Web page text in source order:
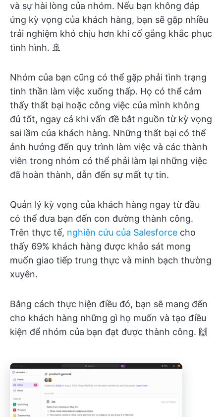
và sự hài lòng của nhóm. Nếu bạn không đáp
ứng kỳ vọng của khách hàng, bạn sẽ gặp nhiều
trải nghiệm khó chịu hơn khi cố gắng khắc phục
tình hình. 🚢
Nhóm của bạn cũng có thể gặp phải tình trạng
tinh thần làm việc xuống thấp. Họ có thể cảm
thấy thất bại hoặc công việc của mình không
đủ tốt, ngay cả khi vấn đề bắt nguồn từ kỳ vọng
sai lầm của khách hàng. Những thất bại có thể
ảnh hưởng đến quy trình làm việc và các thành
viên trong nhóm có thể phải làm lại những việc
đã hoàn thành, dẫn đến sự mất tự tin.
Quản lý kỳ vọng của khách hàng ngay từ đầu
có thể đưa bạn đến con đường thành công.
Trên thực tế, nghiên cứu của Salesforce cho
thấy 69% khách hàng được khảo sát mong
muốn giao tiếp trung thực và minh bạch thường
xuyên.
Bằng cách thực hiện điều đó, bạn sẽ mang đến
cho khách hàng những gì họ muốn và tạo điều
kiện để nhóm của bạn đạt được thành công. 🙌